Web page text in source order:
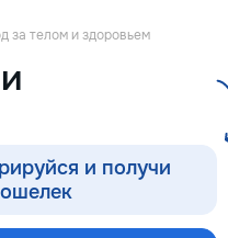
личных
преподаватели
языку,
биологии, химии,
другим
интерактивной
за телом и здоровьем
и получи